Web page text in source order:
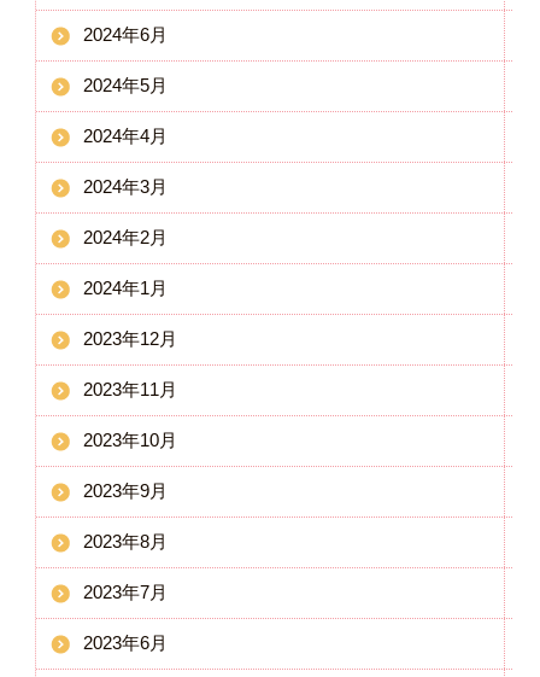
2024年6月
2024年5月
2024年4月
2024年3月
2024年2月
2024年1月
2023年12月
2023年11月
2023年10月
2023年9月
2023年8月
2023年7月
2023年6月